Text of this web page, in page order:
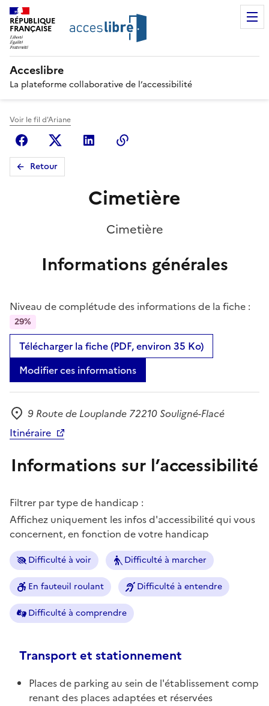
RÉPUBLIQUE
FRANÇAISE
Acceslibre
La plateforme collaborative de l’accessibilité
Voir le fil d'Ariane
FacebookX (anciennement Twitter)
Linkedin
Retour
Cimetière
Cimetière
Informations générales
Niveau de complétude des informations de la fiche :
29%
Télécharger la fiche (PDF, environ 35 Ko)
Modifier ces informations
Adresse
9 Route de Louplande 72210 Souligné-Flacé
Itinéraire
Informations sur l’accessibilité
Filtrer par type de handicap :
Affichez uniquement les infos d'accessibilité qui vous
concernent, en fonction de votre handicap
Difficulté à voir Difficulté à marcher
En fauteuil roulant Difficulté à entendre
Difficulté à comprendre
Transport et stationnement
Places de parking au sein de l'établissement comp
renant des places adaptées et réservées